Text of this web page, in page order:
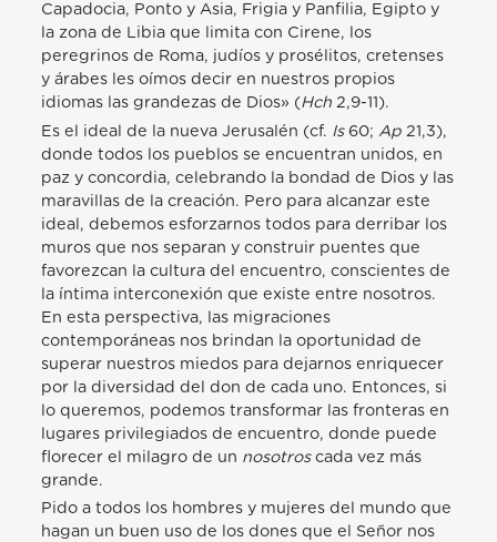
Capadocia, Ponto y Asia, Frigia y Panfilia, Egipto y
la zona de Libia que limita con Cirene, los
peregrinos de Roma, judíos y prosélitos, cretenses
y árabes les oímos decir en nuestros propios
idiomas las grandezas de Dios» (Hch 2,9-11).
Es el ideal de la nueva Jerusalén (cf. Is60; Ap 21,3),
donde todos los pueblos se encuentran unidos, en
paz y concordia, celebrando la bondad de Dios y las
maravillas de la creación. Pero para alcanzar este
ideal, debemos esforzarnos todos para derribar los
muros que nos separan y construir puentes que
favorezcan la cultura del encuentro, conscientes de
la íntima interconexión que existe entre nosotros.
En esta perspectiva, las migraciones
contemporáneas nos brindan la oportunidad de
superar nuestros miedos para dejarnos enriquecer
por la diversidad del don de cada uno. Entonces, si
lo queremos, podemos transformar las fronteras en
lugares privilegiados de encuentro, donde puede
florecer el milagro de un nosotroscada vez más
grande.
Pido a todos los hombres y mujeres del mundo que
hagan un buen uso de los dones que el Señor nos